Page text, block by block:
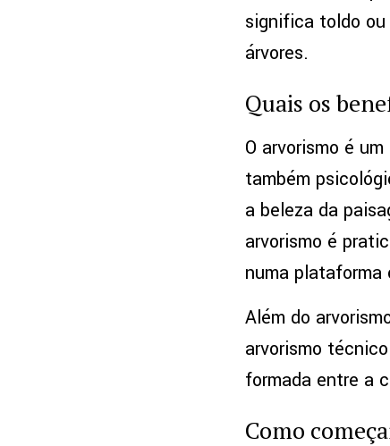
significa toldo ou
árvores.
Quais os
O arvorismo é
também
a beleza da
arvorismo é
numa plataforma
Além do
arvorismo
formada entre a
Como